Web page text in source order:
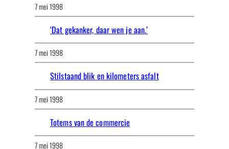
7 mei 1998
‘Dat gekanker, daar wen je aan.’
7 mei 1998
Stilstaand blik en kilometers asfalt
7 mei 1998
Totems van de commercie
7 mei 1998